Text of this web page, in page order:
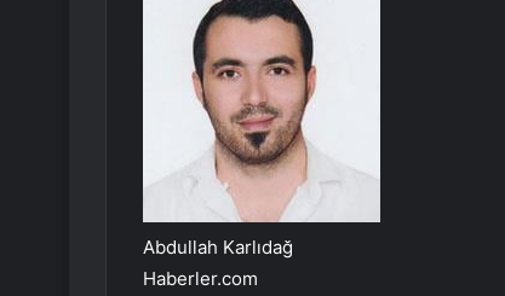
Abdullah Karlıdağ
Haberler.com